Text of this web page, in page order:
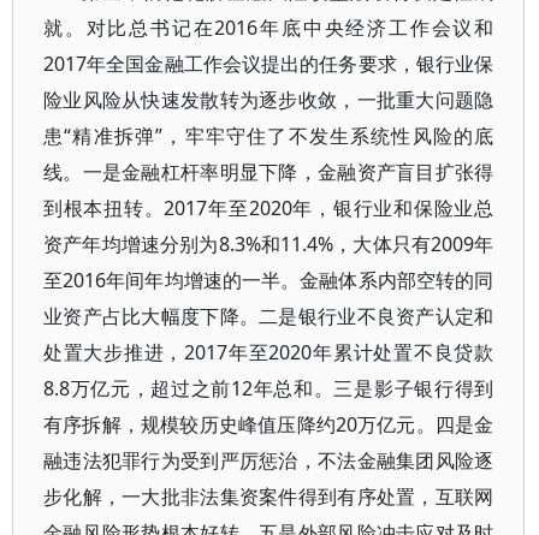
就。对比总书记在2016年底中央经济工作会议和
2017年全国金融工作会议提出的任务要求，银行业保
险业风险从快速发散转为逐步收敛，一批重大问题隐
患“精准拆弹”，牢牢守住了不发生系统性风险的底
线。一是金融杠杆率明显下降，金融资产盲目扩张得
到根本扭转。2017年至2020年，银行业和保险业总
资产年均增速分别为8.3%和11.4%，大体只有2009年
至2016年间年均增速的一半。金融体系内部空转的同
业资产占比大幅度下降。二是银行业不良资产认定和
处置大步推进，2017年至2020年累计处置不良贷款
8.8万亿元，超过之前12年总和。三是影子银行得到
有序拆解，规模较历史峰值压降约20万亿元。四是金
融违法犯罪行为受到严厉惩治，不法金融集团风险逐
步化解，一大批非法集资案件得到有序处置，互联网